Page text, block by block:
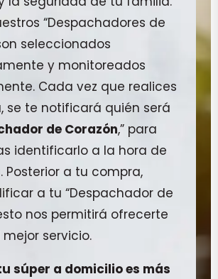
“Despachadores de
seleccionados
y monitoreados
Cada vez que realices
se te notificará quién será
de Corazón,” para
identificarlo a la hora de
Posterior a tu compra,
a tu “Despachador de
nos permitirá ofrecerte
servicio.
súper a domicilio es más